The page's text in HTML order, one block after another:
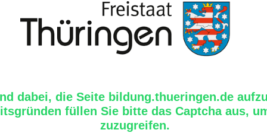
dabei, die Seite bildung.thueringen.de
füllen Sie bitte das Captcha aus,
zuzugreifen.